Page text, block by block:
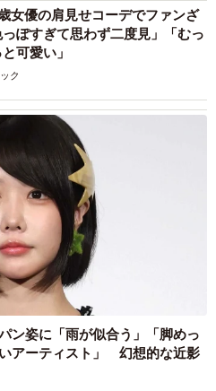
女優の肩見せコーデでファンざ
ぽすぎて思わず二度見」「むっ
可愛い」
ク
ン姿に「雨が似合う」「脚めっ
アーティスト」 幻想的な近影